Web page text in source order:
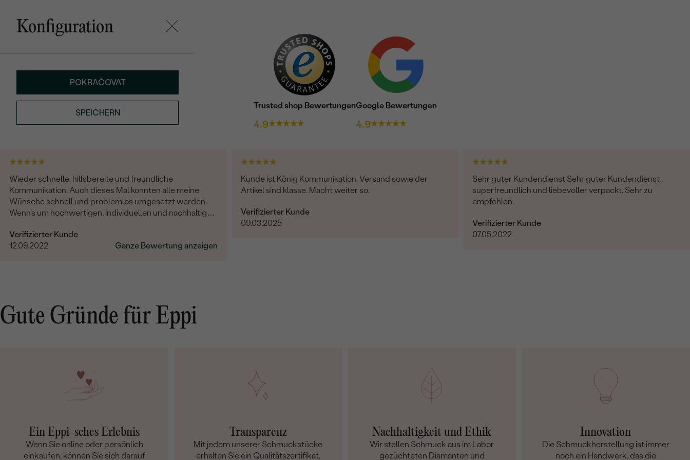
Konfiguration
POKRAČOVAT
SPEICHERN
Trusted shop Bewertungen
4.9
Google Bewertungen
4.9
Wieder schnelle, hilfsbereite und freundliche
Kommunikation. Auch dieses Mal konnten alle meine
Wünsche schnell und problemlos umgesetzt werden.
Wenn's um hochwertigen, individuellen und nachhaltigen
Verifizierter Kunde
12.09.2022
Ganze Bewertung anzeigen
Kunde ist König Kommunikation, Versand sowie der
Artikel sind klasse. Macht weiter so.
Verifizierter Kunde
09.03.2025
Sehr guter Kundendienst Sehr guter Kundendienst ,
superfreundlich und liebevoller verpackt. Sehr zu
empfehlen.
Verifizierter Kunde
07.05.2022
Gute Gründe für Eppi
Ein Eppi-sches Erlebnis
Wenn Sie online oder persönlich
einkaufen, können Sie sich darauf
Transparenz
Mit jedem unserer Schmuckstücke
erhalten Sie ein Qualitätszertifikat,
Nachhaltigkeit und Ethik
Wir stellen Schmuck aus im Labor
gezüchteten Diamanten und
Innovation
Die Schmuckherstellung ist immer
noch ein Handwerk, das die